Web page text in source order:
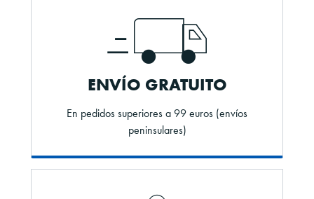
ENVÍO GRATUITO
En pedidos superiores a 99 euros (envíos
peninsulares)